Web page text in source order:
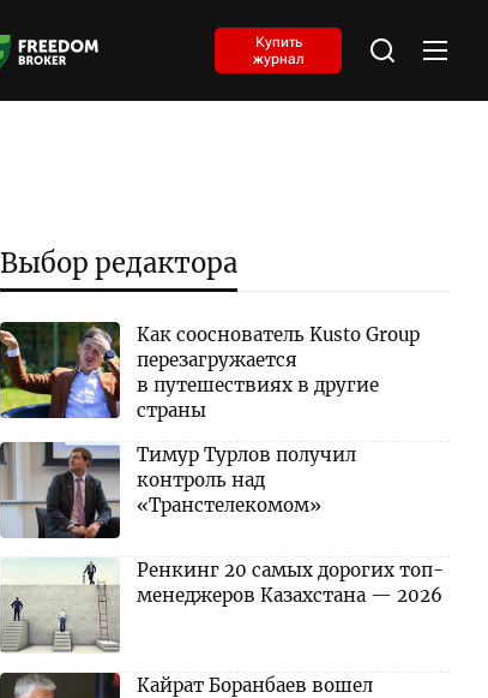
Купить
журнал
Выбор редактора
Как сооснователь Kusto Group
перезагружается
в путешествиях в другие
страны
Тимур Турлов получил
контроль над
«Транстелекомом»
Ренкинг 20 самых дорогих топ-
менеджеров Казахстана — 2026
Кайрат Боранбаев вошел